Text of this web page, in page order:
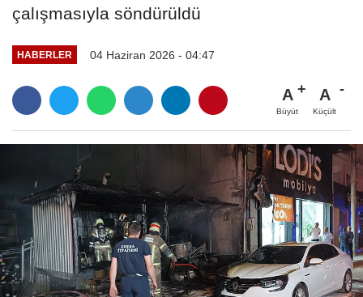
çalışmasıyla söndürüldü
HABERLER 04 Haziran 2026 - 04:47
A
Büyüt
A
Küçült